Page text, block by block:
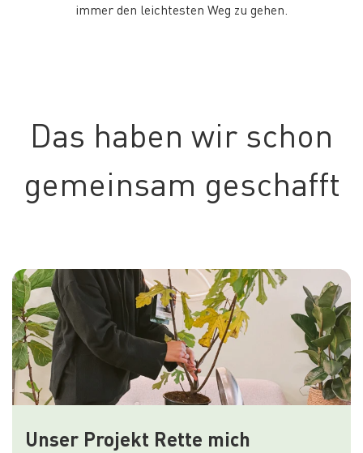
immer den leichtesten Weg zu gehen.
Das haben wir schon
gemeinsam geschafft
Unser Projekt Rette mich